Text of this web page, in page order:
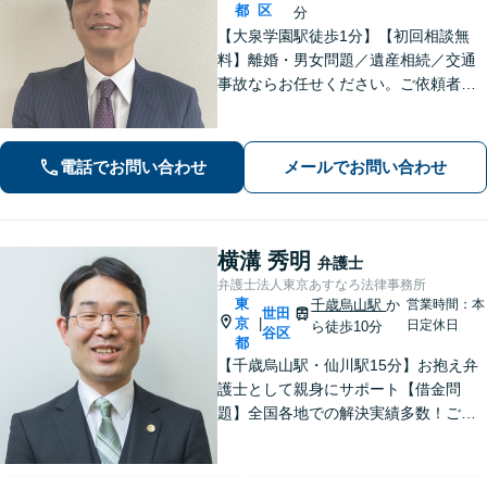
都 区
分
【大泉学園駅徒歩1分】【初回相談無
料】離婚・男女問題／遺産相続／交通
事故ならお任せください。ご依頼者様
張対応も可能です。【土日・夜間相談
電話でお問い合わせ メールでお問い合わせ
横溝 秀明 弁護士
弁護士法人東京あすなろ法律事務所
東
京
都
世田
谷区
千歳烏山駅か
ら徒歩10分
営業時間：本
日定休日
【千歳烏山駅・仙川駅15分】お抱え弁
護士として親身にサポート【借金問
題】全国各地での解決実績多数！ご相